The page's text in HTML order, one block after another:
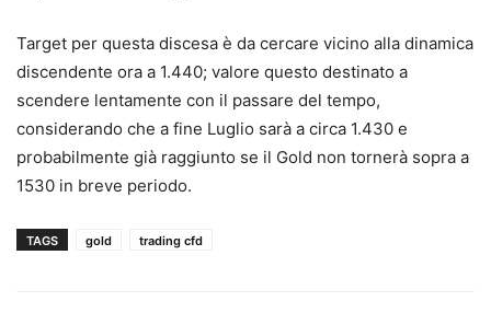
Target per questa discesa è da cercare vicino alla dinamica
discendente ora a 1.440; valore questo destinato a
scendere lentamente con il passare del tempo,
considerando che a fine Luglio sarà a circa 1.430 e
probabilmente già raggiunto se il Gold non tornerà sopra a
1530 in breve periodo.
TAGS gold trading cfd